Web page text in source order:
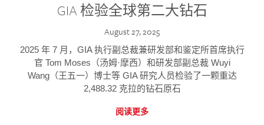
GIA 检验全球第二大钻石
August 27, 2025
2025 年 7 月，GIA 执行副总裁兼研发部和鉴定所首席执行
官 Tom Moses（汤姆·摩西）和研发部副总裁 Wuyi
Wang（王五一）博士等 GIA 研究人员检验了一颗重达
2,488.32 克拉的钻石原石
阅读更多